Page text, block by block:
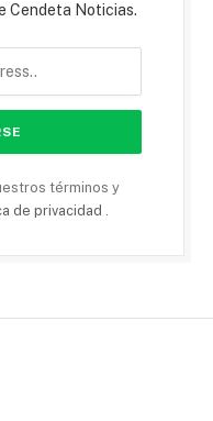
Cendeta Noticias.
términos y
de privacidad .